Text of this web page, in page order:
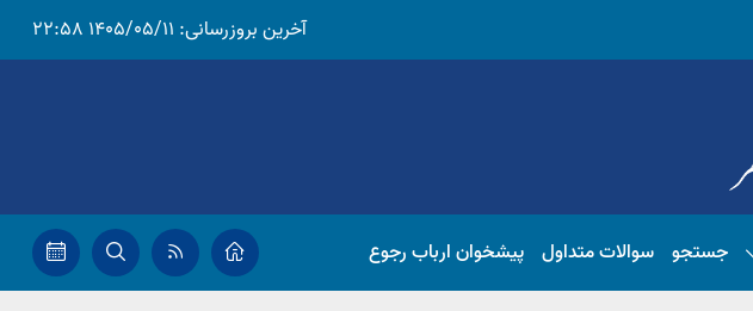
آخرین بروزرسانی: 1405/05/11 22:58
جستجو سوالات متداول پیشخوان ارباب رجوع